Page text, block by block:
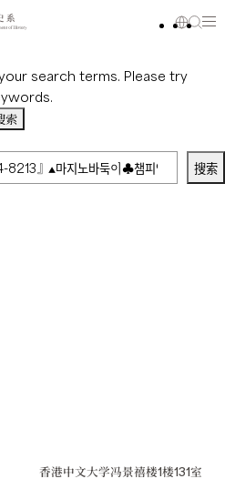
search terms. Please try
搜索
香港中文大学冯景禧楼1楼131室